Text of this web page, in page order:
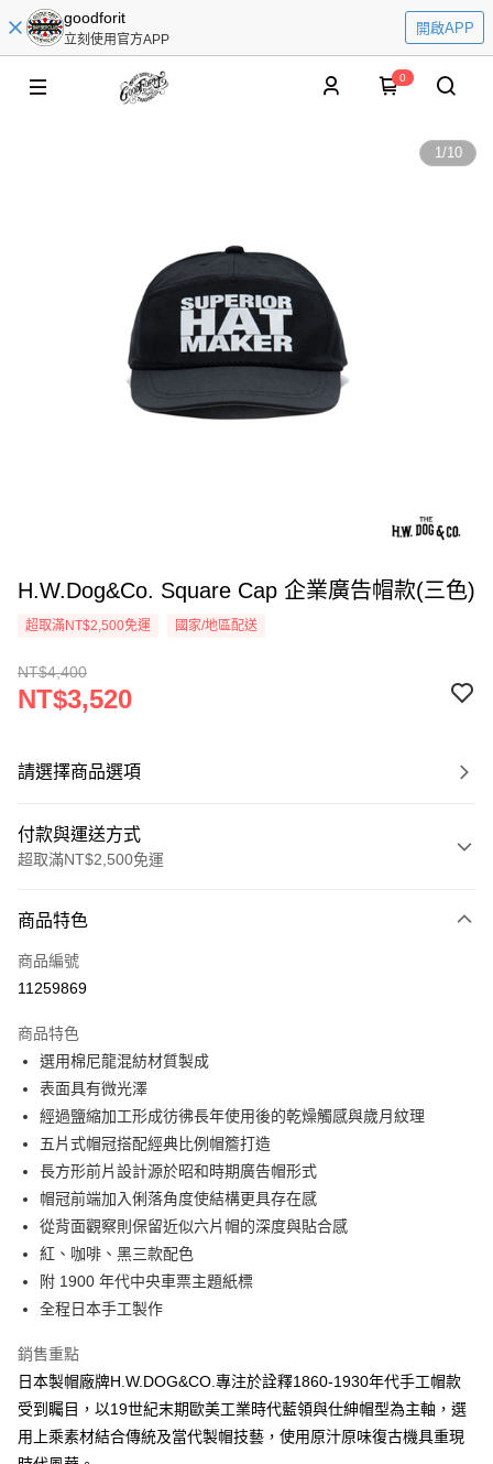
goodforit
立刻使用官方APP
開啟APP
0
1/10
H.W.Dog&Co. Square Cap 企業廣告帽款(三色)
超取滿NT$2,500免運 國家/地區配送
NT$4,400
NT$3,520
請選擇商品選項
付款與運送方式
超取滿NT$2,500免運
信用卡一次付款
信用卡分期付款
合作金庫商業銀行
華南商業銀行
上海商業儲蓄銀行
國泰世華商業銀行
兆豐國際商業銀行
臺灣中小企業銀行
台中商業銀行
匯豐（台灣）商業銀行
華泰商業銀行
聯邦商業銀行
遠東國際商業銀行
元大商業銀行
永豐商業銀行
玉山商業銀行
星展（台灣）商業銀行
台新國際商業銀行
台灣樂天信用卡公司
6 期 0 利率 每期
華南商業銀行
上海商業儲蓄銀行
台北富邦商業銀行
國泰世華商業銀行
兆豐國際商業銀行
臺灣中小企業銀行
台中商業銀行
匯豐（台灣）商業銀行
華泰商業銀行
聯邦商業銀行
遠東國際商業銀行
元大商業銀行
永豐商業銀行
玉山商業銀行
台新國際商業銀行
台灣樂天信用卡公司
超商取貨付款
LINE Pay
Apple Pay
悠遊付
AFTEE先享後付
相關說明
【關於「AFTEE先享後付」】
AFTEE先享後付是「在收到商品之後才付款」的支付方式。 讓您購物簡單
１．簡單：不需註冊會員、不需綁卡、不需儲值。
２．便利：只要手機號碼，簡訊認證，即可結帳。
【「AFTEE先享後付」結帳流程】
１．於結帳方式選擇「AFTEE先享後付」後，將跳轉至「AFTEE先享後付」
ATM付款
全家付款取貨
每筆NT$60，滿NT$2,500(含以上)免運費
商品特色
商品編號
11259869
商品特色
選用棉尼龍混紡材質製成
表面具有微光澤
經過鹽縮加工形成彷彿長年使用後的乾燥觸感與歲月紋理
五片式帽冠搭配經典比例帽簷打造
長方形前片設計源於昭和時期廣告帽形式
帽冠前端加入俐落角度使結構更具存在感
從背面觀察則保留近似六片帽的深度與貼合感
紅、咖啡、黑三款配色
附 1900 年代中央車票主題紙標
全程日本手工製作
銷售重點
日本製帽廠牌H.W.DOG&CO.專注於詮釋1860-1930年代手工帽款
受到矚目，以19世紀末期歐美工業時代藍領與仕紳帽型為主軸，選
用上乘素材結合傳統及當代製帽技藝，使用原汁原味復古機具重現